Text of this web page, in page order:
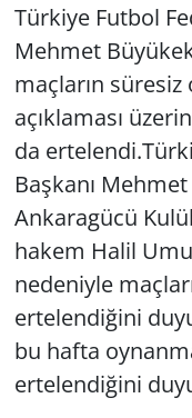
Türkiye Futbol
Mehmet
maçların
açıklaması
da
Başkanı
Ankaragücü
hakem Halil
nedeniyle
ertelendiğini
bu hafta
ertelendiğini
SİYASET
Yerel